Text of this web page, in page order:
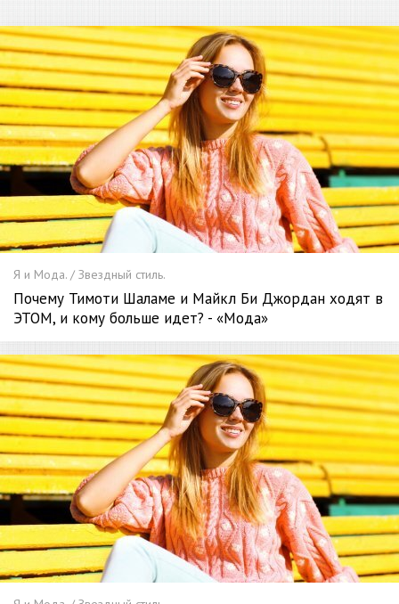
Я и Мода. / Звездный стиль.
Почему Тимоти Шаламе и Майкл Би Джордан ходят в
ЭТОМ, и кому больше идет? - «Мода»